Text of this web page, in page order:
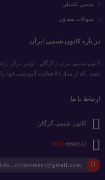
شیمی تکمیلی
سوالات متداول
در باره کانون شیمی ایران
کانون شیمی ایران و گرگان ، اولین مرکز
باشد . که از سال 84 فعالیت آموزشی خود را در زمینه آموزش آنلاین شیمی شروع کرده است .
ارتباط با ما
کانون شیمی گرگان
0911 6699542